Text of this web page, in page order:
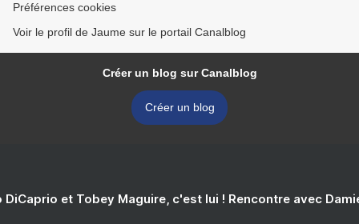
Préférences cookies
Voir le profil de Jaume sur le portail Canalblog
Créer un blog sur Canalblog
Créer un blog
DiCaprio et Tobey Maguire, c'est lui ! Rencontre avec